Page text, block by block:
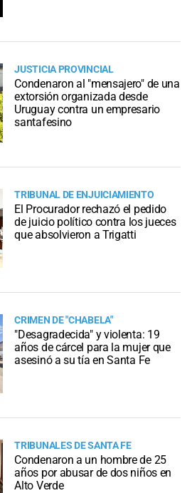
JUSTICIA PROVINCIAL
Condenaron al "mensajero" de una
extorsión organizada desde
Uruguay contra un empresario
santafesino
TRIBUNAL DE ENJUICIAMIENTO
El Procurador rechazó el pedido
de juicio político contra los jueces
que absolvieron a Trigatti
CRIMEN DE "CHABELA"
"Desagradecida" y violenta: 19
años de cárcel para la mujer que
asesinó a su tía en Santa Fe
TRIBUNALES DE SANTA FE
Condenaron a un hombre de 25
años por abusar de dos niños en
Alto Verde